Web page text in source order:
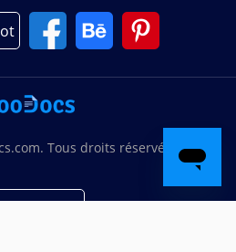
Tous droits réservés